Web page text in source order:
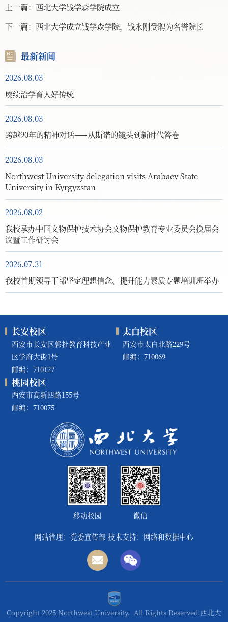
上一篇： 西北大学钱学森学院成立
下一篇： 西北大学成立钱学森学院，钱永刚受聘为名誉院长
最新新闻
2026.08.03
赓续治学育人好传统
2026.08.03
跨越90年的精神对话——从斯诺的镜头到新时代答卷
2026.08.03
Northwest University delegation visits Arabaev State
University in Kyrgyzstan
2026.08.02
我校承办中国文物保护技术协会文物保护教育专业委员会换届会
议暨工作研讨会
2026.07.31
我校首期领导干部坚定理想信念、提升能力素质专题培训班举办
长安校区
西安市长安区郭杜教育科技产业
区学府大街1号
邮编：710127
太白校区
西安市太白北路229号
邮编：710069
桃园校区
西安市高新四路155号
邮编：710075
移动校园 微信
网站管理：党委宣传部 技术支持：网络和数据中心
Copyright 2025 Northwest University. All Rights Reserved.西北大